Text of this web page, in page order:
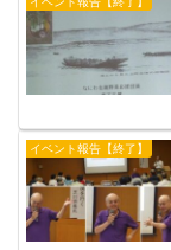
イベント報告【終了】